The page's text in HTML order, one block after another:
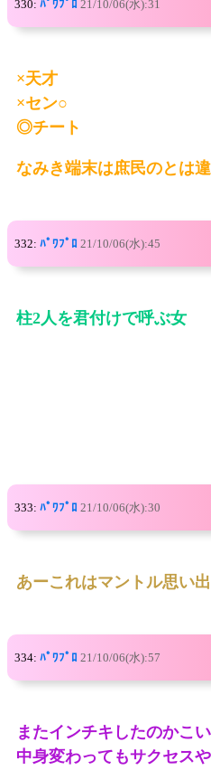
330: ﾊﾟﾜﾌﾟﾛ 21/10/06(水):31
×天才
×セン○
◎チート
なみき端末は庶民のとは
332: ﾊﾟﾜﾌﾟﾛ 21/10/06(水):45
柱2人を君付けで呼ぶ女
333: ﾊﾟﾜﾌﾟﾛ 21/10/06(水):30
あーこれはマントル思い
334: ﾊﾟﾜﾌﾟﾛ 21/10/06(水):57
またインチキしたのかこ
中身変わってもサクセス